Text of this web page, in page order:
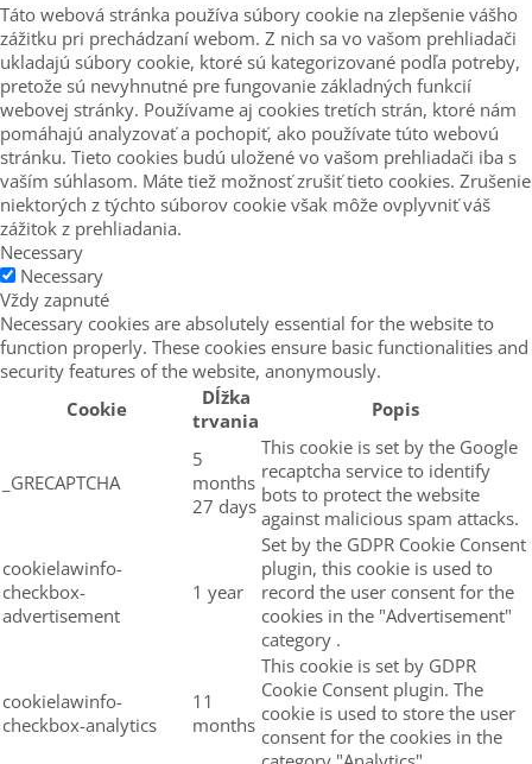
Táto webová stránka používa súbory cookie na zlepšenie vášho
zážitku pri prechádzaní webom. Z nich sa vo vašom prehliadači
ukladajú súbory cookie, ktoré sú kategorizované podľa potreby,
pretože sú nevyhnutné pre fungovanie základných funkcií
webovej stránky. Používame aj cookies tretích strán, ktoré nám
pomáhajú analyzovať a pochopiť, ako používate túto webovú
stránku. Tieto cookies budú uložené vo vašom prehliadači iba s
vaším súhlasom. Máte tiež možnosť zrušiť tieto cookies. Zrušenie
niektorých z týchto súborov cookie však môže ovplyvniť váš
zážitok z prehliadania.
Necessary
Necessary
Vždy zapnuté
Necessary cookies are absolutely essential for the website to
function properly. These cookies ensure basic functionalities and
security features of the website, anonymously.
Cookie
Dĺžka
trvania
Popis
_GRECAPTCHA
5
months
27 days
This cookie is set by the Google
recaptcha service to identify
bots to protect the website
against malicious spam attacks.
cookielawinfo-
checkbox-
advertisement
1 year
Set by the GDPR Cookie Consent
plugin, this cookie is used to
record the user consent for the
cookies in the "Advertisement"
category .
cookielawinfo-
checkbox-analytics
11
months
This cookie is set by GDPR
Cookie Consent plugin. The
cookie is used to store the user
consent for the cookies in the